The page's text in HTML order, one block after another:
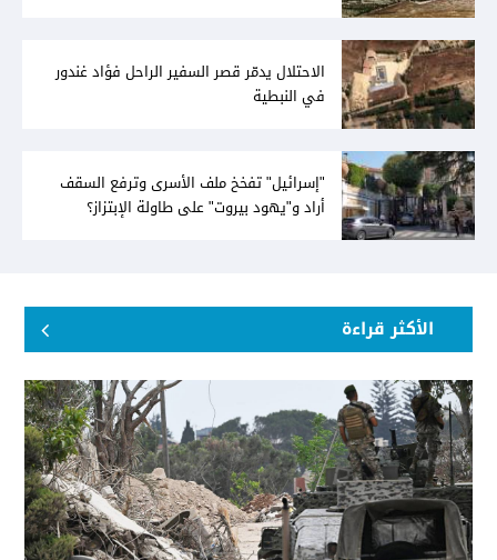
الاحتلال يدمّر قصر السفير الراحل فؤاد غندور
في النبطية
"إسرائيل" تفخخ ملف الأسرى وترفع السقف
أراد و"يهود بيروت" على طاولة الإبتزاز؟
الأكثر قراءة